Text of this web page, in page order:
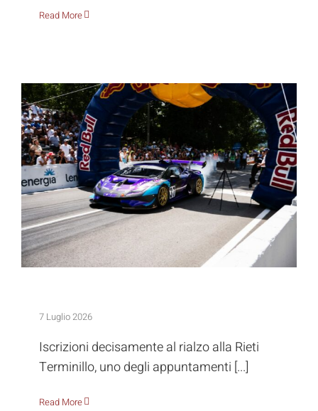
Read More
Alla Rieti Terminillo iscrizioni al rialzo
7 Luglio 2026
Iscrizioni decisamente al rialzo alla Rieti
Terminillo, uno degli appuntamenti [...]
Read More